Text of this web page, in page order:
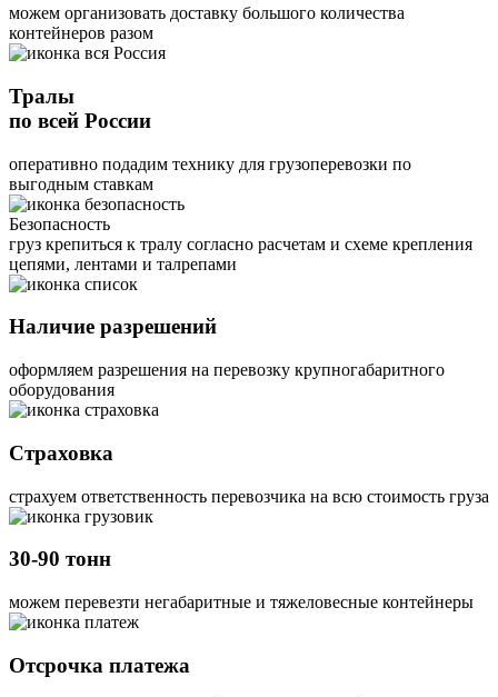
можем организовать доставку большого количества
контейнеров разом
Тралы
по всей России
оперативно подадим технику для грузоперевозки по
выгодным ставкам
Безопасность
груз крепиться к тралу согласно расчетам и схеме крепления
цепями, лентами и талрепами
Наличие разрешений
оформляем разрешения на перевозку крупногабаритного
оборудования
Страховка
страхуем ответственность перевозчика на всю стоимость груза
30-90 тонн
можем перевезти негабаритные и тяжеловесные контейнеры
Отсрочка платежа